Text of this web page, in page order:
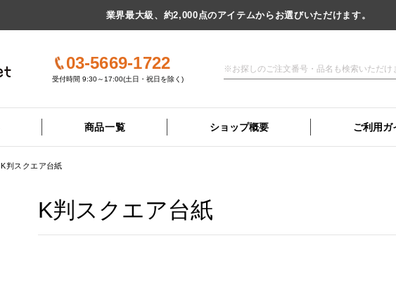
業界最大級、約2,000点のアイテムからお選びいただけます。
03-5669-1722
受付時間 9:30～17:00(土日・祝日を除く)
商品一覧 ショップ概要 ご利用ガ
K判スクエア台紙
K判スクエア台紙